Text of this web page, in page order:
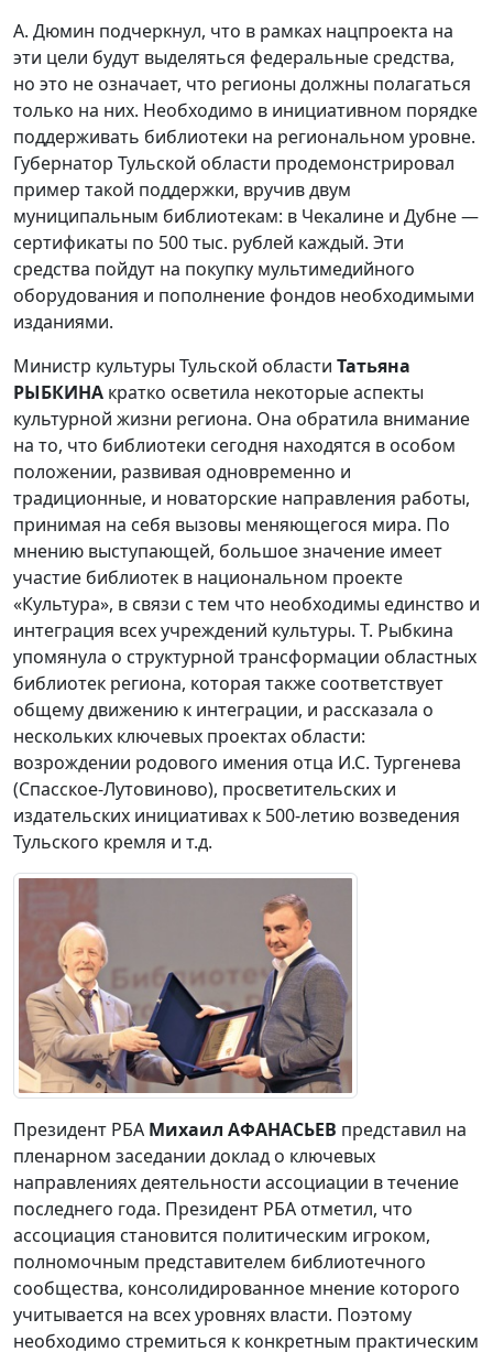
А. Дюмин подчеркнул, что в рамках нацпроекта на
эти цели будут выделяться федеральные средства,
но это не означает, что регионы должны полагаться
только на них. Необходимо в инициативном порядке
поддерживать библиотеки на региональном уровне.
Губернатор Тульской области продемонстрировал
пример такой поддержки, вручив двум
муниципальным библиотекам: в Чекалине и Дубне —
сертификаты по 500 тыс. рублей каждый. Эти
средства пойдут на покупку мультимедийного
оборудования и пополнение фондов необходимыми
изданиями.
Министр культуры Тульской области Татьяна
РЫБКИНА кратко осветила некоторые аспекты
культурной жизни региона. Она обратила внимание
на то, что библиотеки сегодня находятся в особом
положении, развивая одновременно и
традиционные, и новаторские направления работы,
принимая на себя вызовы меняющегося мира. По
мнению выступающей, большое значение имеет
участие библиотек в национальном проекте
«Культура», в связи с тем что необходимы единство и
интеграция всех учреждений культуры. Т. Рыбкина
упомянула о структурной трансформации областных
библиотек региона, которая также соответствует
общему движению к интеграции, и рассказала о
нескольких ключевых проектах области:
возрождении родового имения отца И.С. Тургенева
(Спасское-Лутовиново), просветительских и
издательских инициативах к 500-летию возведения
Тульского кремля и т.д.
Президент РБА Михаил АФАНАСЬЕВ представил на
пленарном заседании доклад о ключевых
направлениях деятельности ассоциации в течение
последнего года. Президент РБА отметил, что
ассоциация становится политическим игроком,
полномочным представителем библиотечного
сообщества, консолидированное мнение которого
учитывается на всех уровнях власти. Поэтому
необходимо стремиться к конкретным практическим